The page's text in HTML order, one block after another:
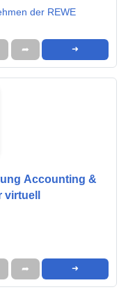
der REWE
➦ ➜
Accounting &
➦ ➜